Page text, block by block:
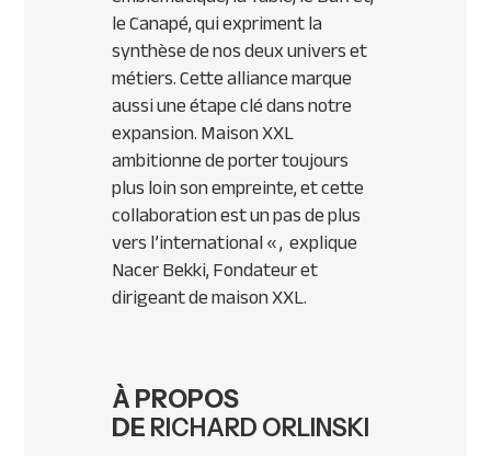
le Canapé, qui expriment la
synthèse de nos deux univers et
métiers. Cette alliance marque
aussi une étape clé dans notre
expansion. Maison XXL
ambitionne de porter toujours
plus loin son empreinte, et cette
collaboration est un pas de plus
vers l’international« , explique
Nacer Bekki, Fondateur et
dirigeant de maison XXL.
À PROPOS
DE RICHARD ORLINSKI